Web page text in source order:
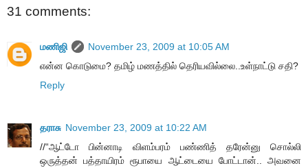
31 comments:
மணிஜி
November 23, 2009 at 10:05 AM
என்ன கொடுமை? தமிழ் மணத்தில் தெரியவில்லை..உள்நாட்டு சதி?
Reply
தராசு November 23, 2009 at 10:22 AM
//“ஆட்டோ பின்னாடி விளம்பரம் பண்ணித் தரேன்னு சொல்லி
ஒருத்தன் பத்தாயிரம் ரூபாயை ஆட்டையை போட்டான்.. அவனை